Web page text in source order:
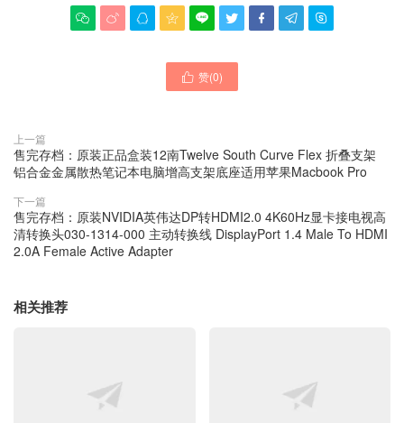
        
 赞(0)
上一篇
售完存档：原装正品盒装12南Twelve South Curve Flex 折叠支架
铝合金金属散热笔记本电脑增高支架底座适用苹果Macbook Pro
下一篇
售完存档：原装NVIDIA英伟达DP转HDMI2.0 4K60Hz显卡接电视高
清转换头030-1314-000 主动转换线 DisplayPort 1.4 Male To HDMI
2.0A Female Active Adapter
相关推荐